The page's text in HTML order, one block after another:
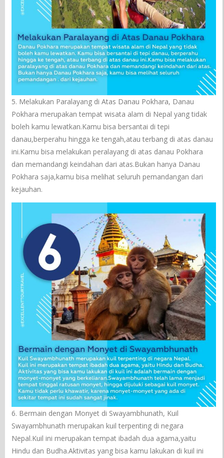
5. Melakukan Paralayang di Atas Danau Pokhara, Danau
Pokhara merupakan tempat wisata alam di Nepal yang tidak
boleh kamu lewatkan.Kamu bisa bersantai di tepi
danau,berperahu hingga ke tengah,atau terbang di atas danau
ini.Kamu bisa melakukan peralayang di atas danau Pokhara
dan memandangi keindahan dari atas.Bukan hanya Danau
Pokhara saja,kamu bisa melihat seluruh pemandangan dari
kejauhan.
6. Bermain dengan Monyet di Swayambhunath, Kuil
Swayambhunath merupakan kuil terpenting di negara
Nepal.Kuil ini merupakan tempat ibadah dua agama,yaitu
Hindu dan Budha.Aktivitas yang bisa kamu lakukan di kuil ini